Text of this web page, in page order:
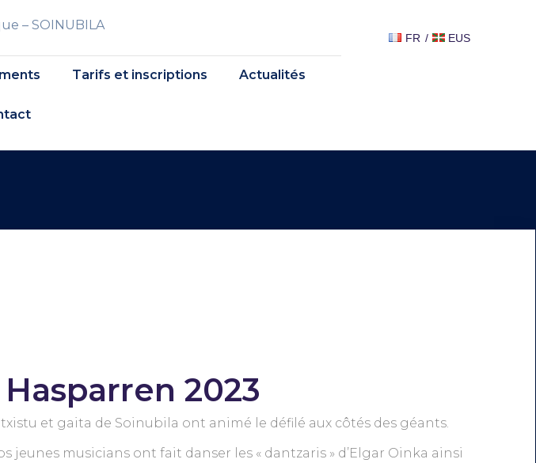
– SOINUBILA
Tarifs et inscriptions Actualités
FR EUS
2023
et gaita de Soinubila ont animé le défilé aux côtés des géants.
jeunes musicians ont fait danser les « dantzaris » d’Elgar Oinka ainsi